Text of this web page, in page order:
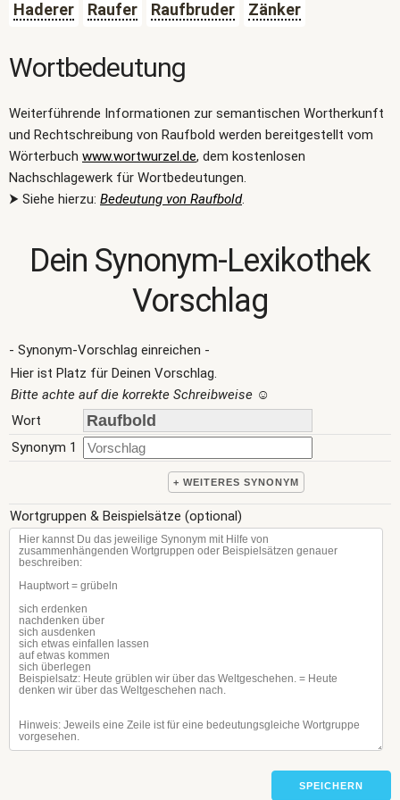
Haderer Raufer Raufbruder Zänker
Wortbedeutung
Weiterführende Informationen zur semantischen Wortherkunft
und Rechtschreibung von Raufbold werden bereitgestellt vom
Wörterbuch www.wortwurzel.de, dem kostenlosen
Nachschlagewerk für Wortbedeutungen.
⮞ Siehe hierzu: Bedeutung von Raufbold.
Dein Synonym-Lexikothek
Vorschlag
- Synonym-Vorschlag einreichen -
Hier ist Platz für Deinen Vorschlag.
Bitte achte auf die korrekte Schreibweise ☺
Wort
Synonym 1
+ WEITERES SYNONYM
Wortgruppen & Beispielsätze (optional)
SPEICHERN